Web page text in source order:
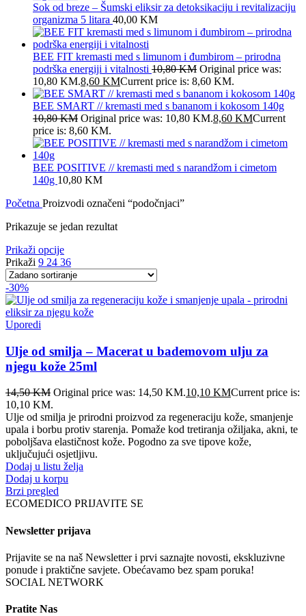
Sok od breze – Šumski eliksir za detoksikaciju i revitalizaciju
organizma 5 litara 40,00 KM
BEE FIT kremasti med s limunom i đumbirom – prirodna
podrška energiji i vitalnosti 10,80KM Original price was:
10,80 KM.8,60 KMCurrent price is: 8,60 KM.
BEE SMART // kremasti med s bananom i kokosom 140g
10,80KM Original price was: 10,80 KM.8,60 KMCurrent
price is: 8,60 KM.
BEE POSITIVE // kremasti med s narandžom i cimetom
140g 10,80 KM
Početna Proizvodi označeni “podočnjaci”
Prikazuje se jedan rezultat
Prikaži opcije
Prikaži 9 24 36
-30%
Uporedi
Ulje od smilja – Macerat u bademovom ulju za
njegu kože 25ml
14,50KM Original price was: 14,50 KM.10,10 KMCurrent price is:
10,10 KM.
Ulje od smilja je prirodni proizvod za regeneraciju kože, smanjenje
upala i borbu protiv starenja. Pomaže kod tretiranja ožiljaka, akni, te
poboljšava elastičnost kože. Pogodno za sve tipove kože,
uključujući osjetljivu.
Dodaj u listu želja
Dodaj u korpu
Brzi pregled
ECOMEDICO PRIJAVITE SE
Newsletter prijava
Prijavite se na naš Newsletter i prvi saznajte novosti, ekskluzivne
ponude i praktične savjete. Obećavamo bez spam poruka!
SOCIAL NETWORK
Pratite Nas